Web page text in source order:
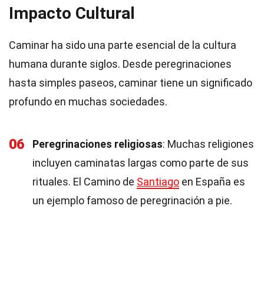
Impacto Cultural
Caminar ha sido una parte esencial de la cultura
humana durante siglos. Desde peregrinaciones
hasta simples paseos, caminar tiene un significado
profundo en muchas sociedades.
06 Peregrinaciones religiosas: Muchas religiones
incluyen caminatas largas como parte de sus
rituales. El Camino de Santiago en España es
un ejemplo famoso de peregrinación a pie.